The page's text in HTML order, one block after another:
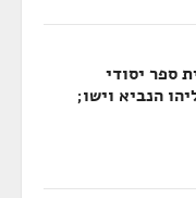
ספר יסודי
הנביא וישו;